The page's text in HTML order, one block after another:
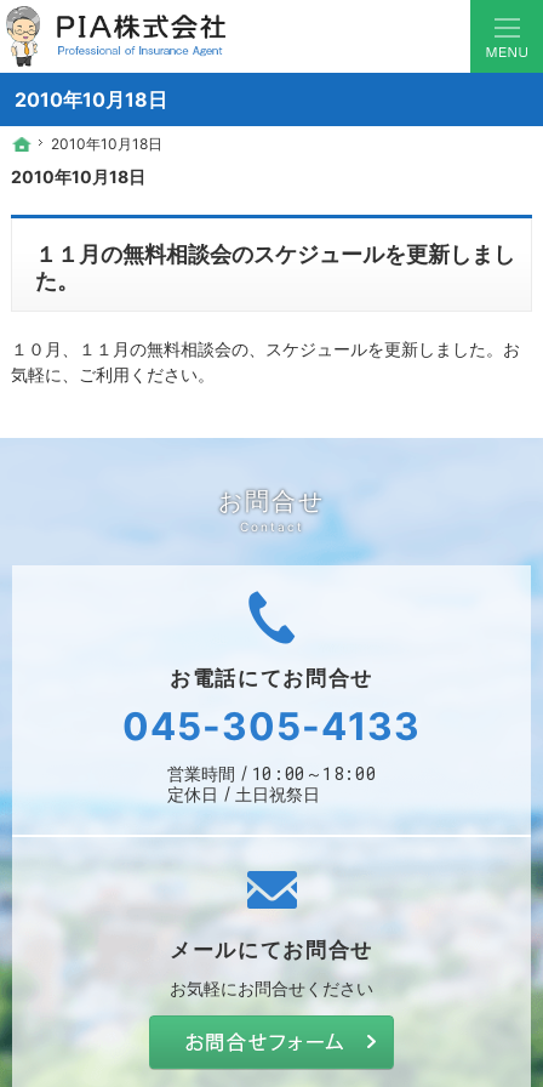
2010年10月18日
少数から1000戸越えのマンションまで対応！マンション管理組合保険のことなら
マンション管理組合の保険なら神奈川県横浜の保険のソムリエ PIA
ホーム
2010年10月18日
2010年10月18日
１１月の無料相談会のスケジュールを更新しまし
た。
１０月、１１月の無料相談会の、スケジュールを更新しました。お
気軽に、ご利用ください。
ホーム
2010年10月18日
お問合せ
お電話にてお問合せ
045-305-4133
営業時間 10:00～18:00
定休日 土日祝祭日
メールにてお問合せ
お気軽にお問合せください